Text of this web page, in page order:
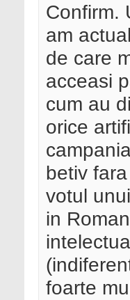
Confirm.
am
de care
acceasi
cum au
orice
betiv
votul
in
foarte